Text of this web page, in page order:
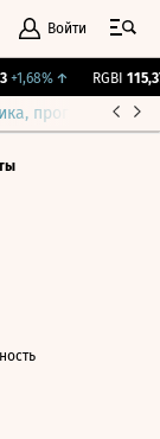
Войти
+1,68%↑ RGBI 115,37
прогнозы